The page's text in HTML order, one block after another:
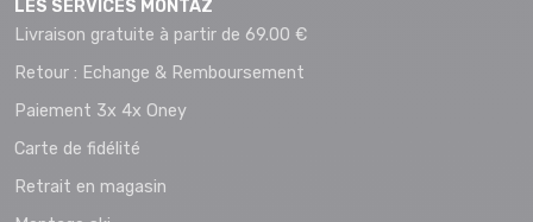
LES SERVICES MONTAZ
Livraison gratuite à partir de 69.00 €
Retour : Echange & Remboursement
Paiement 3x 4x Oney
Carte de fidélité
Retrait en magasin